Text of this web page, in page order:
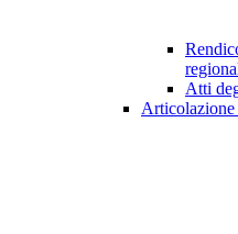
Atti